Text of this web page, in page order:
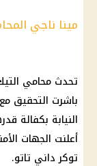
مينا ناجي
تحدث محامي
باشرت التحقيق
أعلنت الجهات
توكر داني تاتو.